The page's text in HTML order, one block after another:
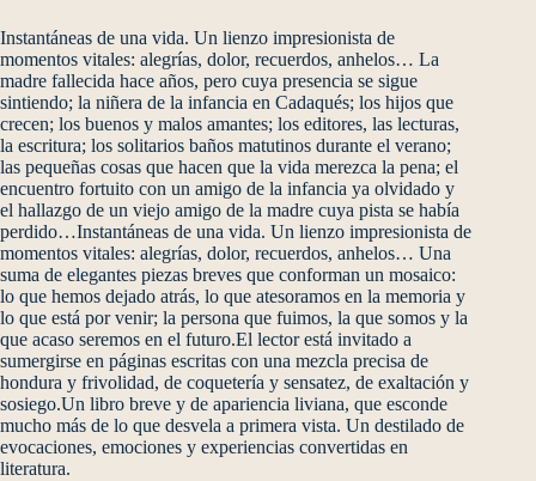
Instantáneas de una vida. Un lienzo impresionista de
momentos vitales: alegrías, dolor, recuerdos, anhelos… La
madre fallecida hace años, pero cuya presencia se sigue
sintiendo; la niñera de la infancia en Cadaqués; los hijos que
crecen; los buenos y malos amantes; los editores, las lecturas,
la escritura; los solitarios baños matutinos durante el verano;
las pequeñas cosas que hacen que la vida merezca la pena; el
encuentro fortuito con un amigo de la infancia ya olvidado y
el hallazgo de un viejo amigo de la madre cuya pista se había
perdido…Instantáneas de una vida. Un lienzo impresionista de
momentos vitales: alegrías, dolor, recuerdos, anhelos… Una
suma de elegantes piezas breves que conforman un mosaico:
lo que hemos dejado atrás, lo que atesoramos en la memoria y
lo que está por venir; la persona que fuimos, la que somos y la
que acaso seremos en el futuro.El lector está invitado a
sumergirse en páginas escritas con una mezcla precisa de
hondura y frivolidad, de coquetería y sensatez, de exaltación y
sosiego.Un libro breve y de apariencia liviana, que esconde
mucho más de lo que desvela a primera vista. Un destilado de
evocaciones, emociones y experiencias convertidas en
literatura.